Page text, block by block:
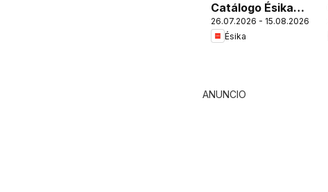
Catálogo Ésika
Campaña 13
26.07.2026 - 15.08.2026
Ésika
ANUNCIO